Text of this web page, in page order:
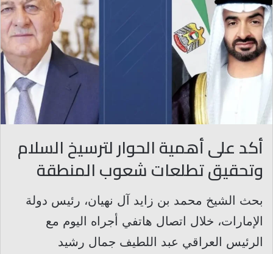
أكد على أهمية الحوار لترسيخ السلام
وتحقيق تطلعات شعوب المنطقة
بحث الشيخ محمد بن زايد آل نهيان، رئيس دولة
الإمارات، خلال اتصال هاتفي أجراه اليوم مع
الرئيس العراقي عبد اللطيف جمال رشيد